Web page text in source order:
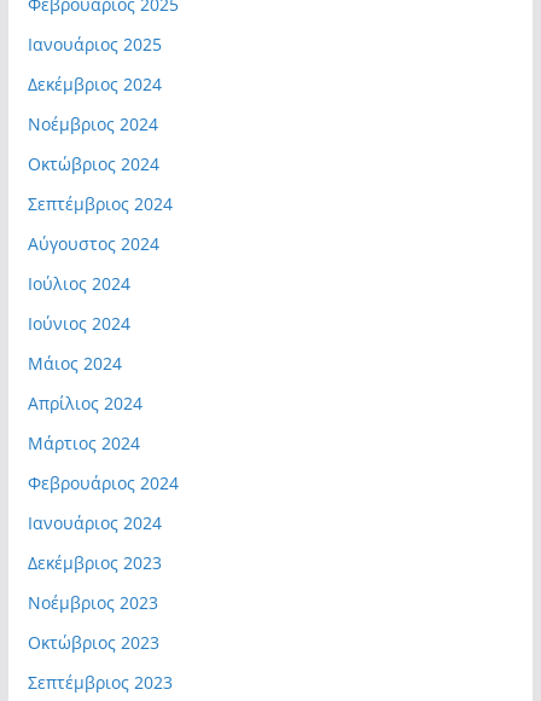
Ιανουάριος 2025
Δεκέμβριος 2024
Νοέμβριος 2024
Οκτώβριος 2024
Σεπτέμβριος 2024
Αύγουστος 2024
Ιούλιος 2024
Ιούνιος 2024
Μάιος 2024
Απρίλιος 2024
Μάρτιος 2024
Φεβρουάριος 2024
Ιανουάριος 2024
Δεκέμβριος 2023
Νοέμβριος 2023
Οκτώβριος 2023
Σεπτέμβριος 2023